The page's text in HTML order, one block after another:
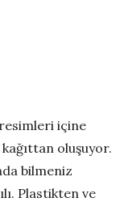
içine
oluşuyor.
bilmeniz
Plastikten ve